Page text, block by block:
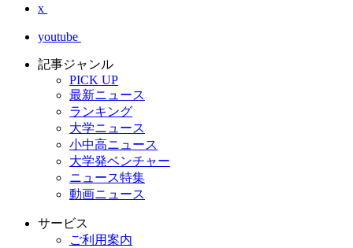
x
youtube
記事ジャンル
PICK UP
最新ニュース
ランキング
大学ニュース
小中高ニュース
大学発ベンチャー
ニュース特集
動画ニュース
サービス
ご利用案内